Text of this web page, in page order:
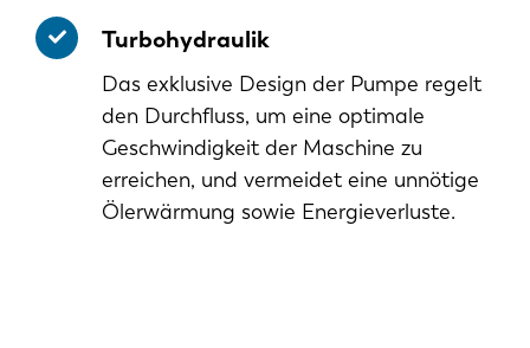
Turbohydraulik
Das exklusive Design der Pumpe regelt
den Durchfluss, um eine optimale
Geschwindigkeit der Maschine zu
erreichen, und vermeidet eine unnötige
Ölerwärmung sowie Energieverluste.